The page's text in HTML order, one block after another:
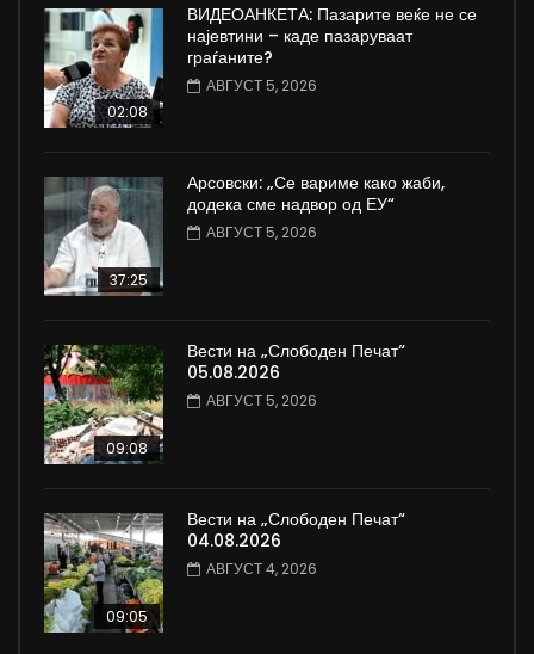
02:08
ВИДЕОАНКЕТА: Пазарите веќе не се
најевтини – каде пазаруваат
граѓаните?
АВГУСТ 5, 2026
37:25
Арсовски: „Се вариме како жаби,
додека сме надвор од ЕУ“
АВГУСТ 5, 2026
09:08
Вести на „Слободен Печат“
05.08.2026
АВГУСТ 5, 2026
09:05
Вести на „Слободен Печат“
04.08.2026
АВГУСТ 4, 2026